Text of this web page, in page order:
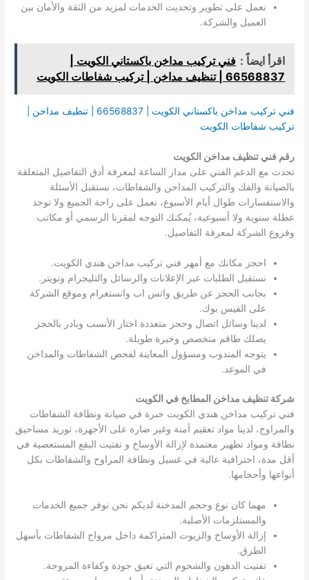
نعمل على تطوير وتحديث الخدمات لمزيد من الثقة والأمان بين
العميل والشركة.
اقرأ ايضاً : فني تركيب مداخن باكستاني الكويت |
66568837 | تنظيف مداخن | تركيب شفاطات الكويت
فني تركيب مداخن باكستاني الكويت | 66568837 | تنظيف مداخن |
تركيب شفاطات الكويت
رقم فني تنظيف مداخن الكويت
تحدث مع الدعم الفني على مدار الساعة لمعرفة أدق التفاصيل المتعلقة
بالصيانة والفك والتركيب المداخن والشفاطات، نستقبل الأسئلة
والاستفسارات طوال أيام الأسبوع، نعمل على راحة الجميع ولا توجد
عطلة سنوية ولا أسبوعية، يُمكنك التوجه لمقرنا الرسمي أو مكاتب
وفروع الشركة لمعرفة التفاصيل.
احجز مكانك مع أمهر فني تركيب مداخن هندي الكويت.
نستقبل الطلبات عبر الإعلانات والرسائل والتليجرام وتويتر.
بجانب الحجز عن طريق واتس اب وانستغرام وموقع الشركة
على الفيس بوك.
لدينا وسائل اتصال وحجز متعددة اختار الأنسب وبادر بالحجز
يصلك طاقم متخصص وخبرة طويلة.
يتوجه المندوب ومسؤول المعاينة لفحص الشفاطات والمداخن
في الموعد.
شركة تنظيف مداخن المطابخ في الكويت
فني تركيب مداخن هندي الكويت خبرة في صيانة ونظافة الشفاطات
والمراوح، لدينا مواد تعقيم آمنة وغير ضارة على الأجهزة، توريد مساحيق
نظافة ومواد تطهير معتمدة لإزالة الأوساخ و تفتيت البقع المستعصية في
أقل مدة، احترافية عالية في غسيل ونظافة المراوح والشفاطات بكل
أنواعها وأحجامها.
مهما كان نوع وحجم المدخنة لديكم نحن نوفر جميع الخدمات
والمستلزمات الأصلية.
إزالة الأوساخ والزيوت المتراكمة داخل مرواح الشفاطات بأسهل
الطرق.
تفتيت الدهون والشحوم التي تعيق جودة وكفاءة المروحة.